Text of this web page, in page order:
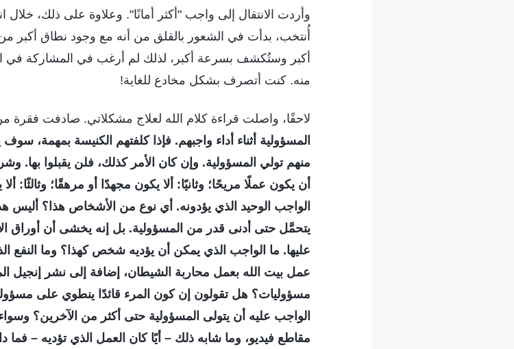
وأردت الانتقال إلى واجب "أكثر أمانًا". وعلاوة على ذلك،
أُنتخب، بدأت في الشعور بالقلق من أنه مع وجود نطاق
أكبر وستُكشف بسرعة أكبر، لذلك لم أرغب في المشاركة في
منه. كنت أتصرف بشكل مخادع للغاية!
لاحقًا، واصلت قراءة كلام الله لعلاج مشكلاتي. صادفت فقرة
المسؤولية أثناء أداء واجبهم. فإذا كلفتهم الكنيسة بمهمة،
منهم تولي المسؤولية. وإن كان الأمر كذلك، فلن يقبلوا بها.
أن يكون عملًا مريحًا؛ وثانيًا: ألا يكون مجهدًا أو مرهقًا؛ وثالثًا:
الواجب الوحيد الذي يؤدونه. أي نوع من الأشخاص هذا؟ أليس
يتحمَّل حتى أدنى قدر من المسؤولية. بل إنه يخشى أن
عليها. ما الواجب الذي يمكن أن يؤديه شخص كهذا؟ وما النفع
عمل بيت الله بعمل محاربة الشيطان، إضافة إلى نشر إنجيل
مسؤوليات؟ هل تقولون إن كون المرء قائدًا ينطوي على
الواجب عليه أن يتولى المسؤولية حتى أكثر من الآخرين؟
مقاطع فيديو، وما شابه ذلك – أيًا كان العمل الذي تؤديه –